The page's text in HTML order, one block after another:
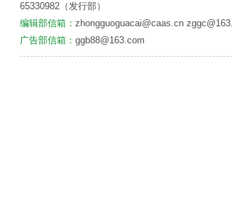
65330982（发行部）
编辑部信箱： zhongguoguacai@caas.cn
广告部信箱： ggb88@163.com